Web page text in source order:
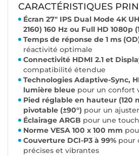
CARACTÉRISTIQUES
Écran 27" IPS Dual Mode 4K
2160) 160 Hz ou Full HD 1080p
Temps de réponse de 1 ms
réactivité optimale
Connectivité HDMI 2.1 et
compatibilité étendue
Technologies Adaptive-Sync,
lumière bleue pour un confort
Pied réglable en hauteur (120
pivotable (±90°) pour un
Éclairage ARGB pour une
Norme VESA 100 x 100 mm
Couverture DCI-P3 à 99% pour
précises et vibrantes